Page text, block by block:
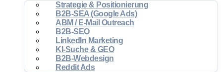
Strategie & Positionierung
B2B-SEA (Google Ads)
ABM / E-Mail Outreach
B2B-SEO
LinkedIn Marketing
KI-Suche & GEO
B2B-Webdesign
Reddit Ads